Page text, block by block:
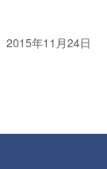
2015年11月24日